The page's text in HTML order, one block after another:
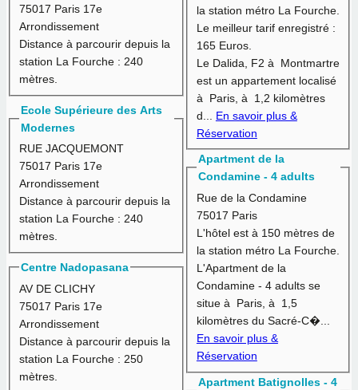
75017 Paris 17e
Arrondissement
Distance à parcourir depuis la
station La Fourche : 240
mètres.
Ecole Supérieure des Arts
Modernes
RUE JACQUEMONT
75017 Paris 17e
Arrondissement
Distance à parcourir depuis la
station La Fourche : 240
mètres.
Centre Nadopasana
AV DE CLICHY
75017 Paris 17e
Arrondissement
Distance à parcourir depuis la
station La Fourche : 250
mètres.
la station métro La Fourche.
Le meilleur tarif enregistré :
165 Euros.
Le Dalida, F2 à Montmartre
est un appartement localisé
à Paris, à 1,2 kilomètres
d... En savoir plus &
Réservation
Apartment de la
Condamine - 4 adults
Rue de la Condamine
75017 Paris
L'hôtel est à 150 mètresde
la station métro La Fourche.
L'Apartment de la
Condamine - 4 adults se
situe à Paris, à 1,5
kilomètres du Sacré-C�...
En savoir plus &
Réservation
Apartment Batignolles - 4